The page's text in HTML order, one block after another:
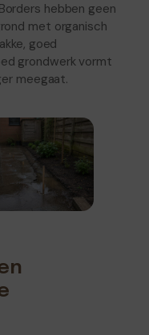
hebben geen
met organisch
goed
grondwerk vormt
meegaat.